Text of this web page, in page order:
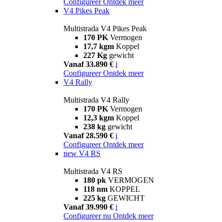
V4 Pikes Peak
Multistrada V4 Pikes Peak
170 PK Vermogen
17,7 kgm Koppel
227 Kg gewicht
Vanaf 33.890 € i
Configureer Ontdek meer
V4 Rally
Multistrada V4 Rally
170 PK Vermogen
12,3 kgm Koppel
238 kg gewicht
Vanaf 28.590 € i
Configureer Ontdek meer
new V4 RS
Multistrada V4 RS
180 pk VERMOGEN
118 nm KOPPEL
225 kg GEWICHT
Vanaf 39.990 € i
Configureer nu Ontdek meer